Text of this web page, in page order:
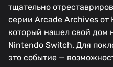
тщательно
серии Arcade Archives от
который нашел свой дом
Nintendo Switch. Для
это событие —